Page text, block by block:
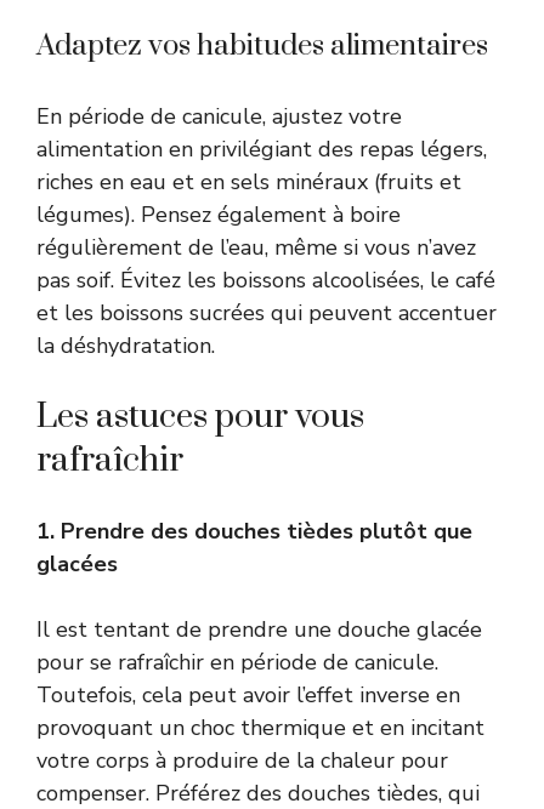
Adaptez vos habitudes alimentaires
En période de canicule, ajustez votre
alimentation en privilégiant des repas légers,
riches en eau et en sels minéraux (fruits et
légumes). Pensez également à boire
régulièrement de l’eau, même si vous n’avez
pas soif. Évitez les boissons alcoolisées, le café
et les boissons sucrées qui peuvent accentuer
la déshydratation.
Les astuces pour vous
rafraîchir
1. Prendre des douches tièdes plutôt que
glacées
Il est tentant de prendre une douche glacée
pour se rafraîchir en période de canicule.
Toutefois, cela peut avoir l’effet inverse en
provoquant un choc thermique et en incitant
votre corps à produire de la chaleur pour
compenser. Préférez des douches tièdes, qui